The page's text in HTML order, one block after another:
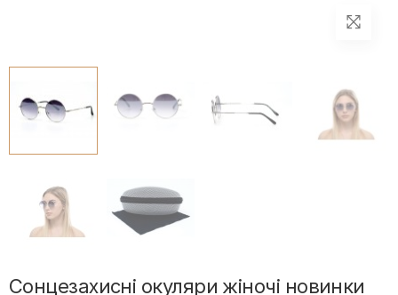
Сонцезахисні окуляри жіночі новинки